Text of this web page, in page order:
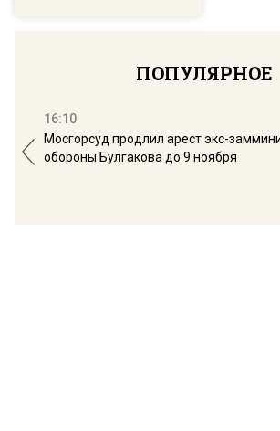
ПОПУЛЯРНОЕ
16:10
Мосгорсуд продлил арест экс-
обороны Булгакова до 9 ноября